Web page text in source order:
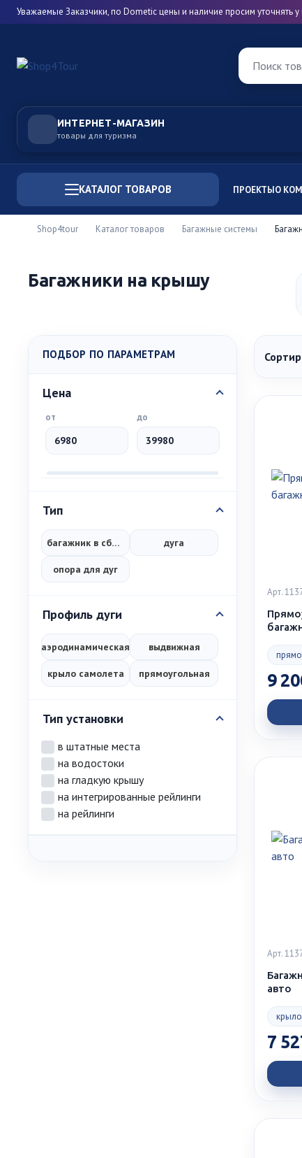
Уважаемые Заказчики, по Dometic цены и наличие просим уточнять
Поиск
ИНТЕРНЕТ-МАГАЗИН
товары для туризма
КАТАЛОГ ТОВАРОВ ПРОЕКТЫО
Shop4tour Каталог товаров Багажные системы
Багажники на крышу
ПОДБОР ПО ПАРАМЕТРАМ
Цена
от до
Тип
багажник в сборе дуга
опора для дуг
Профиль дуги
аэродинамическая выдвижная
крыло самолета прямоугольная
Тип установки
в штатные места
на водостоки
на гладкую крышу
на интегрированные рейлинги
на рейлинги
Арт.
9
Арт.
авто
7